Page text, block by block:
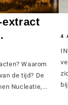
extract
Waarom
de tijd? De
Nucleatie,...
4